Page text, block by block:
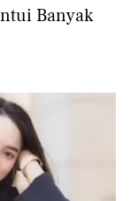
Banyak